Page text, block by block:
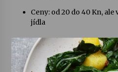
Ceny: od 20 do 40 Kn,
jídla